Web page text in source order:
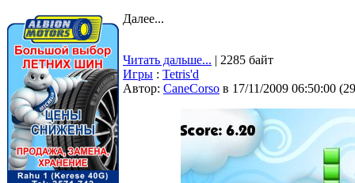
Далее...
Читать дальше... | 2285 байт
Игры : Tetris'd
Автор: CaneCorso в 17/11/2009 06:50:00 (